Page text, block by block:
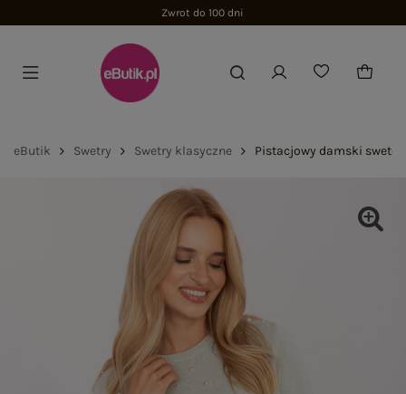
Zwrot do 100 dni
eButik Swetry Swetry klasyczne Pistacjowy damski sweter